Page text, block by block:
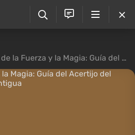
y la Magia: Guía del Acertijo del Observador de la Era Antigua